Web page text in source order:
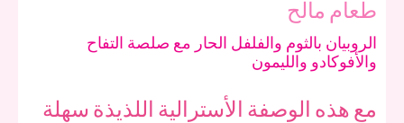
طعام مالح
الروبيان بالثوم والفلفل الحار مع صلصة التفاح
والأفوكادو والليمون
مع هذه الوصفة الأسترالية اللذيذة سهلة